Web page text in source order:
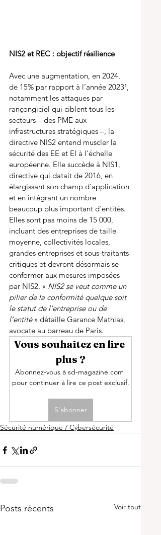
NIS2 et REC : objectif résilience
Avec une augmentation, en 2024,
de 15% par rapport à l’année 2023¹,
notamment les attaques par
rançongiciel qui ciblent tous les
secteurs – des PME aux
infrastructures stratégiques –, la
directive NIS2 entend muscler la
sécurité des EE et EI à l'échelle
européenne. Elle succède à NIS1,
directive qui datait de 2016, en
élargissant son champ d'application
et en intégrant un nombre
beaucoup plus important d'entités.
Elles sont pas moins de 15 000,
incluant des entreprises de taille
moyenne, collectivités locales,
grandes entreprises et sous-traitants
critiques et devront désormais se
conformer aux mesures imposées
par NIS2. « NIS2 se veut comme un
pilier de la conformité quelque soit
le statut de l’entreprise ou de
l’entité » détaille Garance Mathias,
avocate au barreau de Paris.
Vous souhaitez en lire
plus ?
Abonnez-vous à sd-magazine.com
pour continuer à lire ce post exclusif.
S'abonner
Sécurité numérique / Cybersécurité
Posts récents Voir tout